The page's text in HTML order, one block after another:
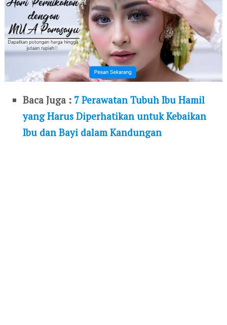
Baca Juga : 7 Perawatan Tubuh Ibu Hamil
yang Harus Diperhatikan untuk Kebaikan
Ibu dan Bayi dalam Kandungan